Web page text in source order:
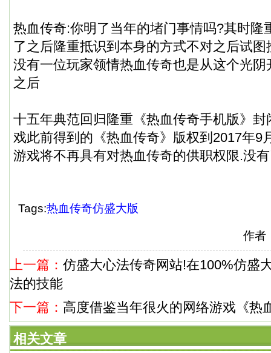
热血传奇:你明了当年的堵门事情吗?其时隆
了之后隆重抵识到本身的方式不对之后试
没有一位玩家领情热血传奇也是从这个光
之后
十五年典范回归隆重《热血传奇手机版》
戏此前得到的《热血传奇》版权到2017年9
游戏将不再具有对热血传奇的供职权限.没有
Tags:热血传奇仿盛大版
作者
上一篇： 仿盛大心法传奇网站!在100%仿盛
法的技能
下一篇： 高度借鉴当年很火的网络游戏《热
相关文章